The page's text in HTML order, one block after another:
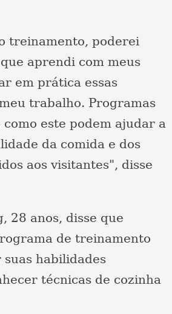
treinamento, poderei
aprendi com meus
em prática essas
trabalho. Programas
este podem ajudar a
da comida e dos
aos visitantes", disse
28 anos, disse que
de treinamento
habilidades
técnicas de cozinha